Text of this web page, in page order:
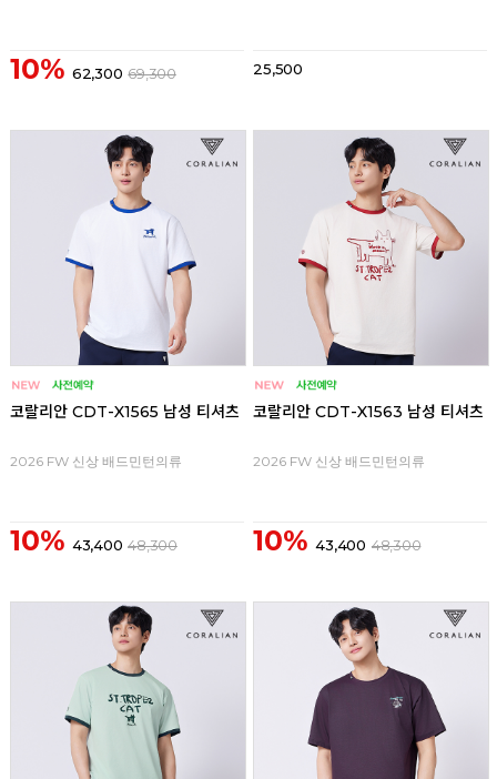
10% 62,300 69,300 25,500
코랄리안 CDT-X1565 남성 티셔츠
2026 FW 신상 배드민턴의류
10% 43,400 48,300
코랄리안 CDT-X1563 남성 티셔츠
2026 FW 신상 배드민턴의류
10% 43,400 48,300